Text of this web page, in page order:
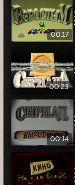
00:17
00:23
00:14